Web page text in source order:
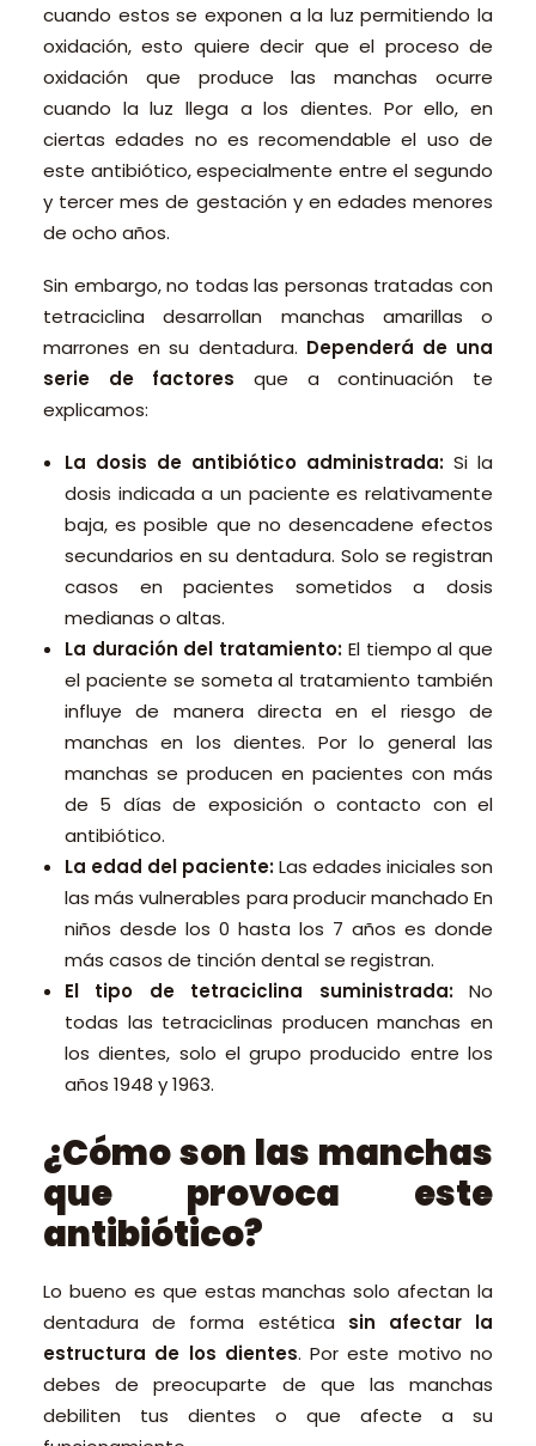
cuando estos se exponen a la luz permitiendo la
oxidación, esto quiere decir que el proceso de
oxidación que produce las manchas ocurre
cuando la luz llega a los dientes. Por ello, en
ciertas edades no es recomendable el uso de
este antibiótico, especialmente entre el segundo
y tercer mes de gestación y en edades menores
de ocho años.
Sin embargo, no todas las personas tratadas con
tetraciclina desarrollan manchas amarillas o
marrones en su dentadura. Dependerá de una
serie de factores que a continuación te
explicamos:
La dosis de antibiótico administrada: Si la
dosis indicada a un paciente es relativamente
baja, es posible que no desencadene efectos
secundarios en su dentadura. Solo se registran
casos en pacientes sometidos a dosis
medianas o altas.
La duración del tratamiento: El tiempo al que
el paciente se someta al tratamiento también
influye de manera directa en el riesgo de
manchas en los dientes. Por lo general las
manchas se producen en pacientes con más
de 5 días de exposición o contacto con el
antibiótico.
La edad del paciente:Las edades iniciales son
las más vulnerables para producir manchado En
niños desde los 0 hasta los 7 años es donde
más casos de tinción dental se registran.
El tipo de tetraciclina suministrada:No
todas las tetraciclinas producen manchas en
los dientes, solo el grupo producido entre los
años 1948 y 1963.
¿Cómo son las manchas
que provoca este
antibiótico?
Lo bueno es que estas manchas solo afectan la
dentadura de forma estética sin afectar la
estructura de los dientes. Por este motivo no
debes de preocuparte de que las manchas
debiliten tus dientes o que afecte a su